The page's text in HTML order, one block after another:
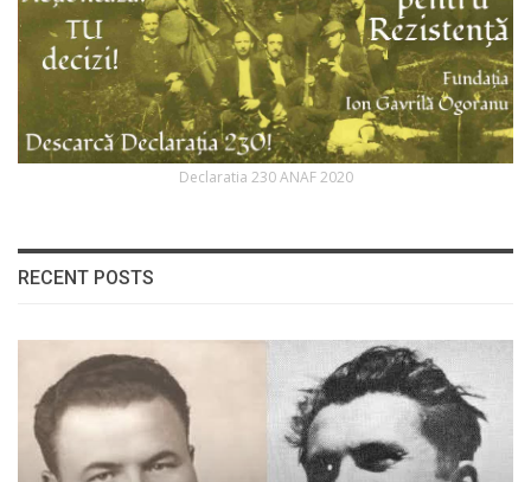
Declaratia 230 ANAF 2020
RECENT POSTS